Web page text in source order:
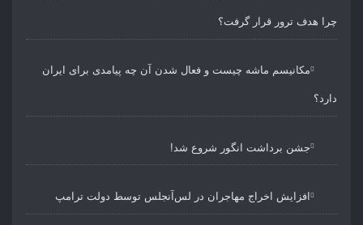
چرا هدف ترور قرار گرفت؟
مکانیسم ماشه چیست و فعال شدن آن چه پیامدی برای ایران
دارد؟
جشن برداشت انگور شروع شد!
افزایش اخراج مهاجران در لس‌آنجلس توسط دولت ترامپ